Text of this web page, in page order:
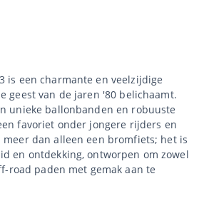
is een charmante en veelzijdige
geest van de jaren '80 belichaamt.
unieke ballonbanden en robuuste
favoriet onder jongere rijders en
meer dan alleen een bromfiets; het is
en ontdekking, ontworpen om zowel
road paden met gemak aan te